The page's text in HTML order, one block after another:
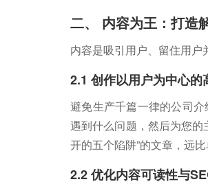
二、 内容为王：打造
内容是吸引用户、留住用户
2.1 创作以用户为中心的
避免生产千篇一律的公司
遇到什么问题，然后为您
开的五个陷阱”的文章，远
2.2 优化内容可读性与